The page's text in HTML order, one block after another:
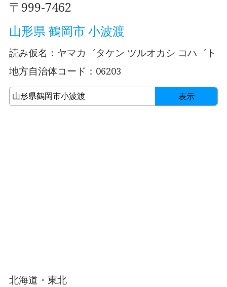
〒999-7462
山形県 鶴岡市 小波渡
読み仮名：ヤマカ゛タケン ツルオカシ コハ゛ト
地方自治体コード：06203
表示
北海道・東北